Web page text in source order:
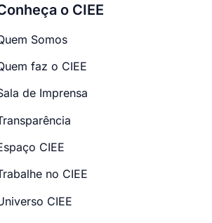
o CIEE
Somos
faz o CIEE
de Imprensa
CIEE
no CIEE
CIEE